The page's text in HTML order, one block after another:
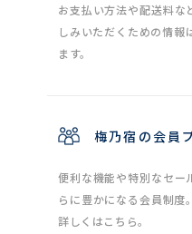
お支払い方法や配送料な
しみいただくための情報
ます。
梅乃宿の会員
便利な機能や特別なセー
らに豊かになる会員制度
詳しくはこちら。